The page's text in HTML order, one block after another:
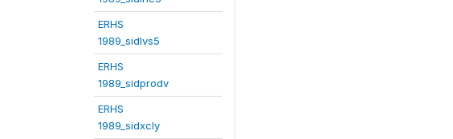
ERHS
1989_sidlvs5
ERHS
1989_sidprodv
ERHS
1989_sidxcly